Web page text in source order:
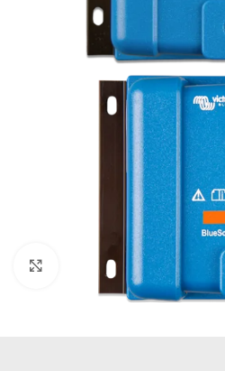
Büyütmek için tıklayın